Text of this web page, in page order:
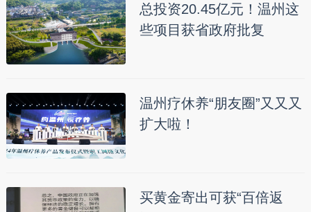
总投资20.45亿元！温州这
些项目获省政府批复
温州疗休养“朋友圈”又又又
扩大啦！
买黄金寄出可获“百倍返